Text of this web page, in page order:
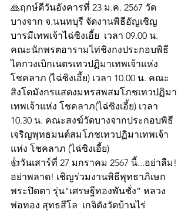
🙏ฤกษ์ดีวันอังคารที่ 23 ม.ค. 2567 วัด
บางจาก จ.นนทบุรี จัดงานพิธีอัญเชิญ
บารมีเทพเจ้าไฉ่ซิงเอี้ย  เวลา 09.00 น.
คณะนักพรตอารามไท่ชิงกงประกอบพิธี
ไคกวงเบิกเนตรเทวปฏิมาเทพเจ้าแห่ง
โชคลาภ (ไฉ่ซิงเอี้ย) เวลา 10.00 น. คณะ
สิงโตมังกรแสดงมหรสพสมโภชเทวปฏิมา
เทพเจ้าแห่ง โชคลาภ(ไฉ่ซิงเอี้ย) เวลา
10.30 น. คณะสงฆ์วัดบางจากประกอบพิธี
เจริญพุทธมนต์สมโภชเทวปฏิมาเทพเจ้า
แห่ง โชคลาภ (ไฉ่ซิงเอี้ย)
👍วันเสาร์ที่ 27 มกราคม 2567 นี้...อย่าลืม!
อย่าพลาด! เชิญร่วมงานพิธีพุทธาภิเษก
พระปิดตา รุ่น"เศรษฐีทองพันชั่ง” หลวง
พ่อทอง สุทธสีโล  เกจิดังวัดบ้านไร่